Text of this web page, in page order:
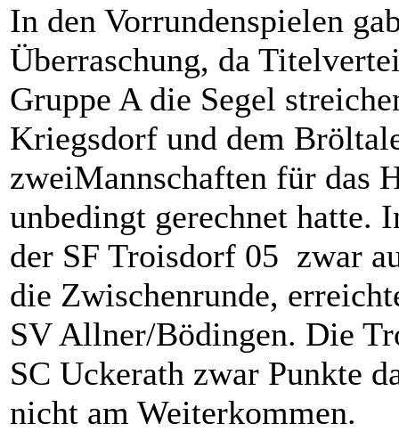
In den Vorrundenspielen
Überraschung, da
Gruppe A die Segel
Kriegsdorf und dem
zweiMannschaften für das
unbedingt gerechnet hatte.
der SF Troisdorf 05 zwar
die Zwischenrunde,
SV Allner/Bödingen. Die
SC Uckerath zwar Punkte
nicht am Weiterkommen.